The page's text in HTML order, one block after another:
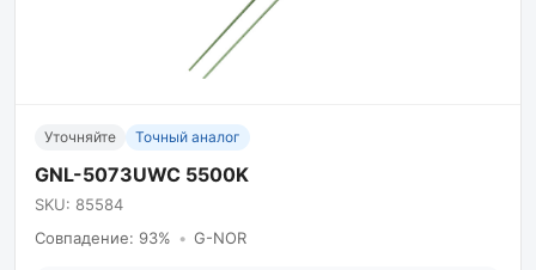
Уточняйте Точный аналог
GNL-5073UWC 5500K
SKU: 85584
Совпадение: 93% • G-NOR